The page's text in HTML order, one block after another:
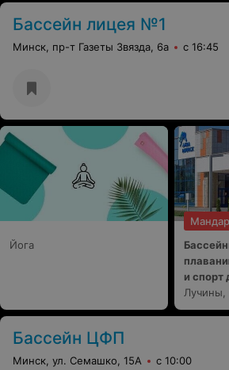
Бассейн лицея №1
Минск, пр-т Газеты Звязда, 6а с 16:45
Йога
и спорт
Лучины,
Бассейн ЦФП
Минск, ул. Семашко, 15А с 10:00